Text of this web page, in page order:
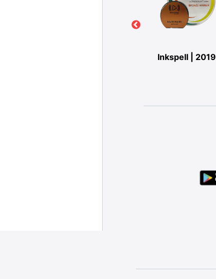
Inkspell | 2019